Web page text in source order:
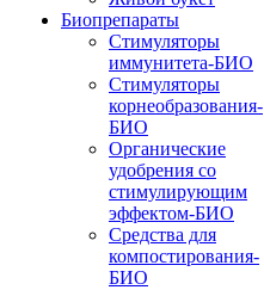
Биопрепараты
Стимуляторы
иммунитета-БИО
Стимуляторы
корнеобразования-
БИО
Органические
удобрения со
стимулирующим
эффектом-БИО
Средства для
компостирования-
БИО